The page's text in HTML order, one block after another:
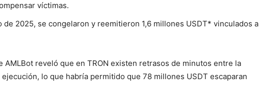
víctimas.
de 2025, se congelaron y reemitieron 1,6 millones USDT* vinculados a
AMLBot reveló que en TRON existen retrasos de minutos entre la
lo que habría permitido que 78 millones USDT escaparan